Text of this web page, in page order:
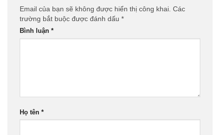
Email của bạn sẽ không được hiển thị công khai. Các
trường bắt buộc được đánh dấu *
Bình luận *
Họ tên *